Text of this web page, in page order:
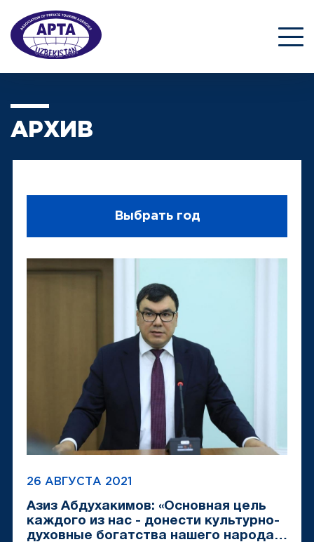
АРХИВ
26 АВГУСТА 2021
Азиз Абдухакимов: «Основная цель
каждого из нас - донести культурно-
духовные богатства нашего народа
Выбрать год